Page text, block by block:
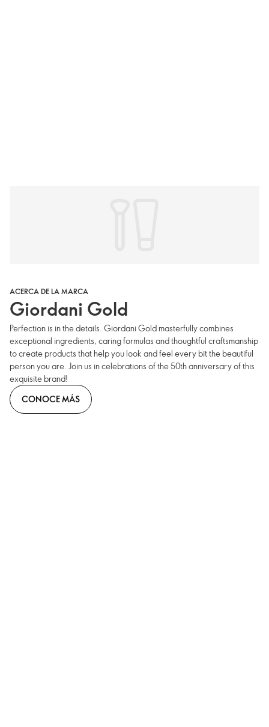
ACERCA DE LA MARCA
Giordani Gold
Perfection is in the details. Giordani Gold masterfully combines
exceptional ingredients, caring formulas and thoughtful craftsmanship
to create products that help you look and feel every bit the beautiful
person you are. Join us in celebrations of the 50th anniversary of this
exquisite brand!
CONOCE MÁS